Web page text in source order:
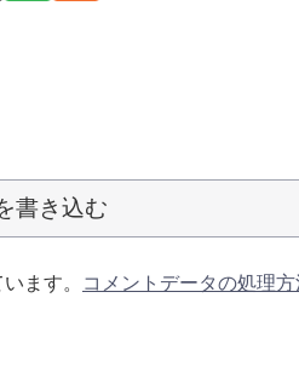
書き込む
ます。
コメントデータの処理